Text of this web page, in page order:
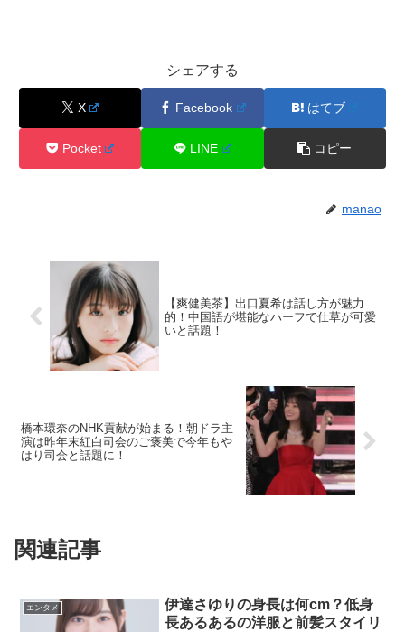
シェアする
X Facebook はてブ
Pocket LINE コピー
manao
【爽健美茶】出口夏希は話し方が魅力
的！中国語が堪能なハーフで仕草が可愛
いと話題！
橋本環奈のNHK貢献が始まる！朝ドラ主
演は昨年末紅白司会のご褒美で今年もや
はり司会と話題に！
関連記事
エンタメ
伊達さゆりの身長は何cm？低身
長あるあるの洋服と前髪スタイリ